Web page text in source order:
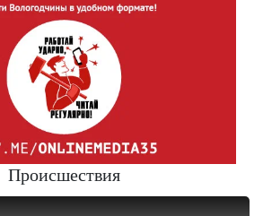
Происшествия